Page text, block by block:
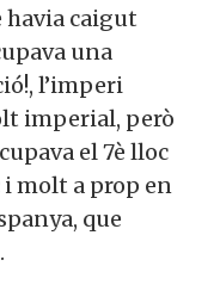
havia caigut
una
l’imperi
imperial, però
el 7è lloc
molt a prop en
que